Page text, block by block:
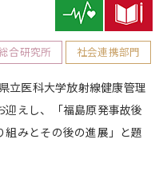
合研究所 社会連携部門
立医科大学放射線健康管理
えし、「福島原発事故後
組みとその後の進展」と題